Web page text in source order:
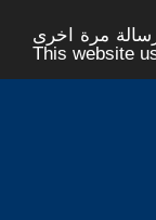
مرة اخرى -
This website